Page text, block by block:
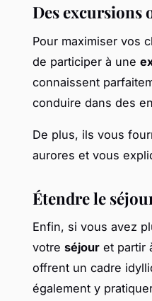
Des excursions
Pour maximiser vos
de participer à une
connaissent
conduire dans des
De plus, ils vous
aurores et vous
Étendre le
Enfin, si vous avez
votre séjour et partir
offrent un cadre
également y